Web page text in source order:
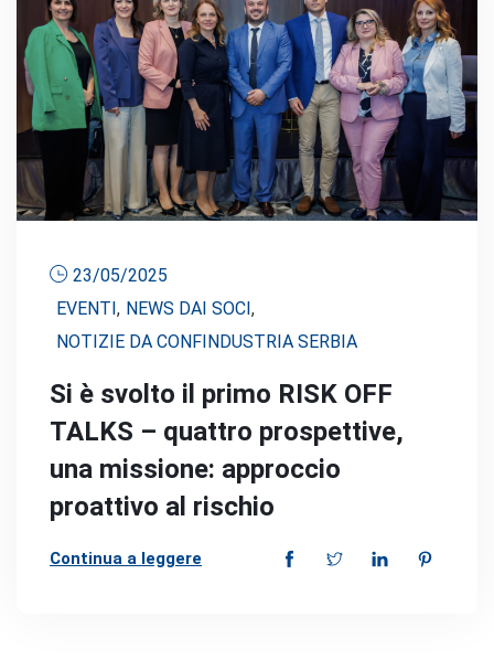
23/05/2025
EVENTI, NEWS DAI SOCI,
NOTIZIE DA CONFINDUSTRIA SERBIA
Si è svolto il primo RISK OFF
TALKS – quattro prospettive,
una missione: approccio
proattivo al rischio
Continua a leggere